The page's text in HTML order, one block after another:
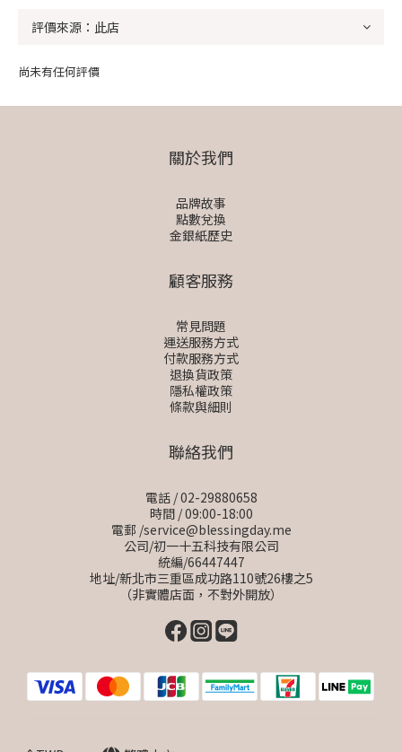
尚未有任何評價
關於我們
品牌故事
點數兌換
金銀紙歷史
顧客服務
常見問題
運送服務方式
付款服務方式
退換貨政策
隱私權政策
條款與細則
聯絡我們
電話 / 02-29880658
時間 / 09:00-18:00
電郵 /service@blessingday.me
公司/初一十五科技有限公司
統編/66447447
地址/新北市三重區成功路110號26樓之5
（非實體店面，不對外開放）